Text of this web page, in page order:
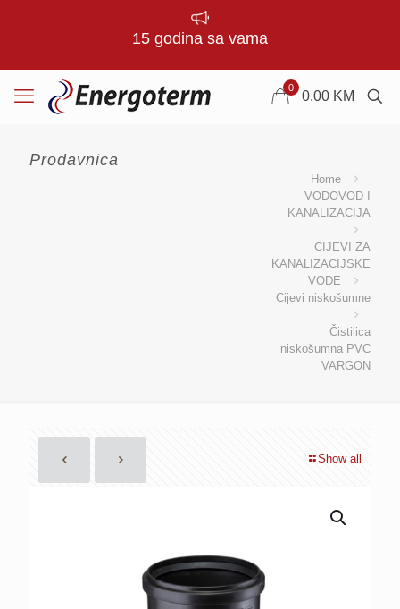
15 godina sa vama
0
0.00 KM
Prodavnica
Home
VODOVOD I
KANALIZACIJA
CIJEVI ZA
KANALIZACIJSKE
VODE
Cijevi niskošumne
Čistilica
niskošumna PVC
VARGON
Show all